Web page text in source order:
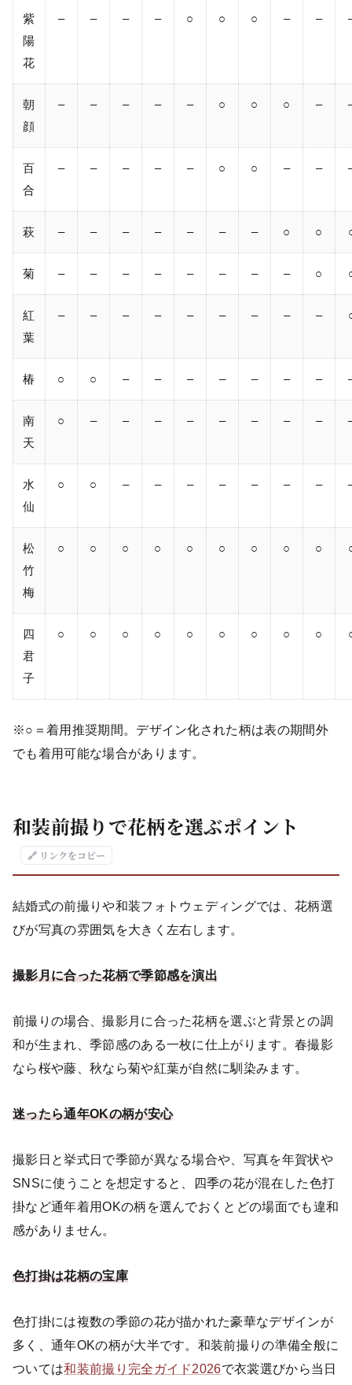
紫
陽
花
– – – – ○ ○ ○ – –
朝
顔
– – – – – ○ ○ ○ –
百
合
– – – – – ○ ○ – –
萩 – – – – – – – ○ ○
菊 – – – – – – – – ○
紅
葉
– – – – – – – – –
椿 ○ ○ – – – – – – –
南
天
○ – – – – – – – –
水
仙
○ ○ – – – – – – –
松
竹
梅
○ ○ ○ ○ ○ ○ ○ ○ ○
四
君
子
○ ○ ○ ○ ○ ○ ○ ○ ○
※○＝着用推奨期間。デザイン化された柄は表の期間外
でも着用可能な場合があります。
和装前撮りで花柄を選ぶポイント
🔗 リンクをコピー
結婚式の前撮りや和装フォトウェディングでは、花柄選
びが写真の雰囲気を大きく左右します。
撮影月に合った花柄で季節感を演出
前撮りの場合、撮影月に合った花柄を選ぶと背景との調
和が生まれ、季節感のある一枚に仕上がります。春撮影
なら桜や藤、秋なら菊や紅葉が自然に馴染みます。
迷ったら通年OKの柄が安心
撮影日と挙式日で季節が異なる場合や、写真を年賀状や
SNSに使うことを想定すると、四季の花が混在した色打
掛など通年着用OKの柄を選んでおくとどの場面でも違和
感がありません。
色打掛は花柄の宝庫
色打掛には複数の季節の花が描かれた豪華なデザインが
多く、通年OKの柄が大半です。和装前撮りの準備全般に
ついては和装前撮り完全ガイド2026で衣裳選びから当日